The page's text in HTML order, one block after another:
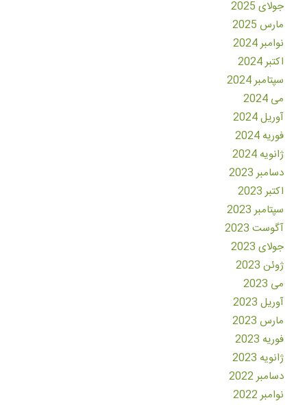
جولای 2025
مارس 2025
نوامبر 2024
اکتبر 2024
سپتامبر 2024
می 2024
آوریل 2024
فوریه 2024
ژانویه 2024
دسامبر 2023
اکتبر 2023
سپتامبر 2023
آگوست 2023
جولای 2023
ژوئن 2023
می 2023
آوریل 2023
مارس 2023
فوریه 2023
ژانویه 2023
دسامبر 2022
نوامبر 2022